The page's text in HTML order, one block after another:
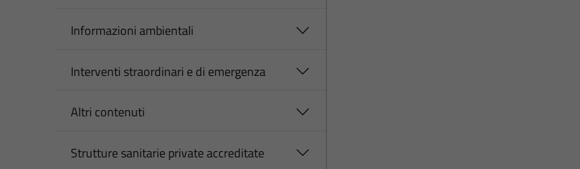
Informazioni ambientali
Interventi straordinari e di emergenza
Altri contenuti
Strutture sanitarie private accreditate